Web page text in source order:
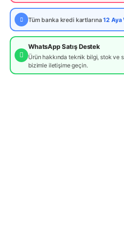
Tüm banka kredi kartlarına12 Aya
WhatsApp Satış Destek
Ürün hakkında teknik bilgi, stok ve
bizimle iletişime geçin.